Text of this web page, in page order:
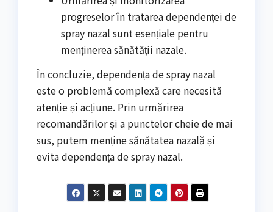
progreselor în tratarea dependenței de
spray nazal sunt esențiale pentru
menținerea sănătății nazale.
În concluzie, dependența de spray nazal
este o problemă complexă care necesită
atenție și acțiune. Prin urmărirea
recomandărilor și a punctelor cheie de mai
sus, putem menține sănătatea nazală și
evita dependența de spray nazal.